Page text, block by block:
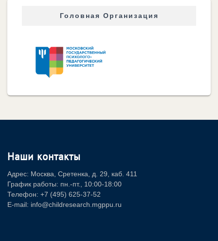
Головная Организация
Наши контакты
Адрес: Москва, Сретенка, д. 29, каб. 411
График работы: пн.-пт., 10:00-18:00
Телефон: +7 (495) 625-37-52
E-mail: info@childresearch.mgppu.ru